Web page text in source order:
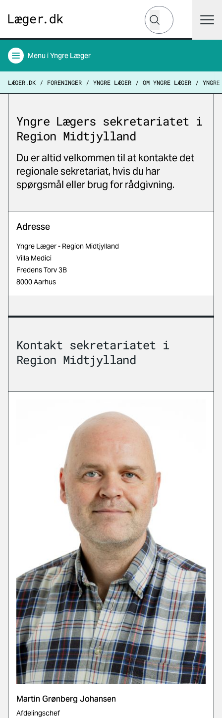
Hvad leder du efter?
Søg
Menu i Yngre Læger
LÆGER.DK FORENINGER YNGRE LÆGER OM YNGRE LÆGER
Yngre Lægers sekretariatet i
Region Midtjylland
Du er altid velkommen til at kontakte det
regionale sekretariat, hvis du har
spørgsmål eller brug for rådgivning.
Adresse
Yngre Læger - Region Midtjylland
Villa Medici
Fredens Torv 3B
8000 Aarhus
Kontakt sekretariatet i
Region Midtjylland
Martin Grønberg Johansen
Afdelingschef